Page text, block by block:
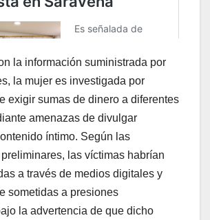
la información suministrada por
la mujer es investigada por
exigir sumas de dinero a diferentes
amenazas de divulgar
íntimo. Según las
las víctimas habrían
a través de medios digitales y
sometidas a presiones
la advertencia de que dicho